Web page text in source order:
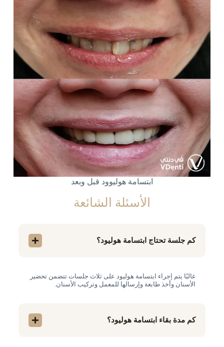
ابتسامة هوليوود قبل وبعد
الأسئلة الشائعة
كم جلسة تحتاج ابتسامة هوليود؟
غالبًا يتم إجراء ابتسامة هوليود على ثلاث جلسات تتضمن تحضير
الأسنان وأخذ طابعة وإرسالها للمعمل وتركيب الأسنان.
كم مدة بقاء ابتسامة هوليود؟